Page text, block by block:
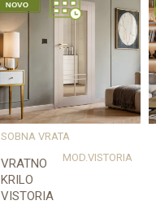
SOBNA VRATA
MOD.VISTORIA
VRATNO
KRILO
VISTORIA